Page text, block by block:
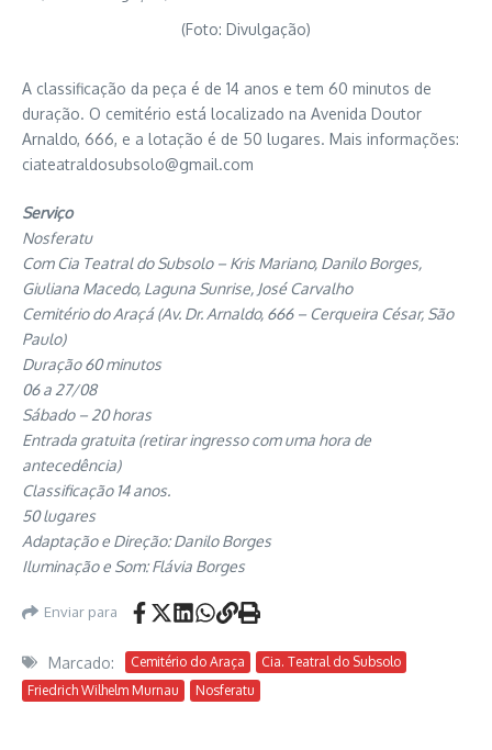
(Foto: Divulgação)
A classificação da peça é de 14 anos e tem 60 minutos de
duração. O cemitério está localizado na Avenida Doutor
Arnaldo, 666, e a lotação é de 50 lugares. Mais informações:
ciateatraldosubsolo@gmail.com
Serviço
Nosferatu
Com Cia Teatral do Subsolo – Kris Mariano, Danilo Borges,
Giuliana Macedo, Laguna Sunrise, José Carvalho
Cemitério do Araçá (Av. Dr. Arnaldo, 666 – Cerqueira César, São
Paulo)
Duração 60 minutos
06 a 27/08
Sábado – 20 horas
Entrada gratuita (retirar ingresso com uma hora de
antecedência)
Classificação 14 anos.
50 lugares
Adaptação e Direção: Danilo Borges
Iluminação e Som: Flávia Borges
Enviar para
Marcado: Cemitério do Araça
Cia. Teatral do Subsolo
Friedrich Wilhelm Murnau
Nosferatu